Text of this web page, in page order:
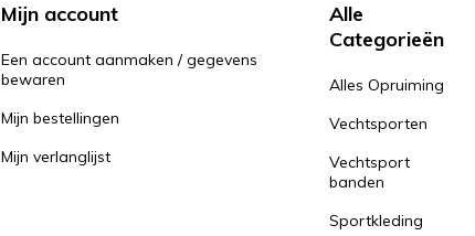
Mijn account
Een account aanmaken / gegevens
bewaren
Mijn bestellingen
Mijn verlanglijst
Alle
Categorieën
Alles Opruiming
Vechtsporten
Vechtsport
banden
Sportkleding